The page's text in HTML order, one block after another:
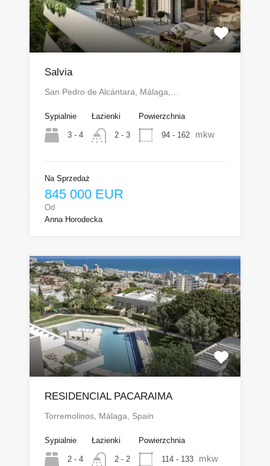
Salvia
San Pedro de Alcántara, Málaga,…
Sypialnie
3 - 4
Łazienki
2 - 3
Powierzchnia
94 - 162 mkw
Na Sprzedaż
845 000 EUR
Od
Anna Horodecka
RESIDENCIAL PACARAIMA
Torremolinos, Málaga, Spain
Sypialnie
2 - 4
Łazienki
2 - 2
Powierzchnia
114 - 133 mkw